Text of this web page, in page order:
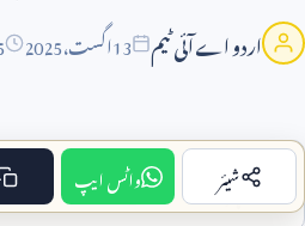
اردو اے آئی ٹیم 13اگست،2025
5
فہرست مضمون
شیئر واٹس ایپ